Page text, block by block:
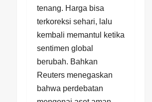
tenang. Harga bisa
terkoreksi sehari, lalu
kembali memantul ketika
sentimen global
berubah. Bahkan
Reuters menegaskan
bahwa perdebatan